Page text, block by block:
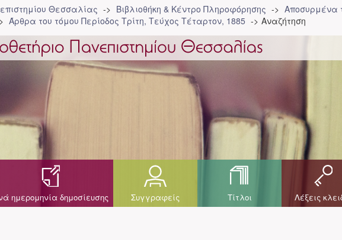
Θεσσαλίας Βιβλιοθήκη & Κέντρο Πληροφόρησης
Αποσυρμένα
Άρθρα του τόμου Περίοδος Τρίτη, Τεύχος Τέταρτον, 1885 Αναζήτηση
ημερομηνία δημοσίευσης Συγγραφείς Τίτλοι Λέξεις